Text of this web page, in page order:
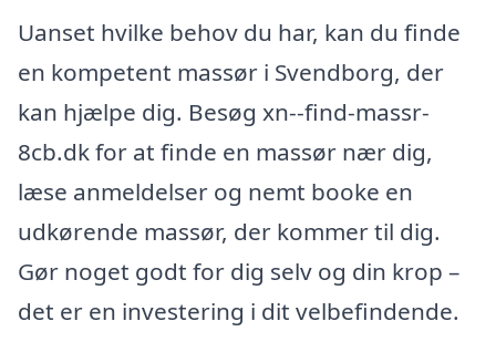
Uanset hvilke behov du har, kan du finde
en kompetent massør i Svendborg, der
kan hjælpe dig. Besøg xn--find-massr-
8cb.dk for at finde en massør nær dig,
læse anmeldelser og nemt booke en
udkørende massør, der kommer til dig.
Gør noget godt for dig selv og din krop –
det er en investering i dit velbefindende.